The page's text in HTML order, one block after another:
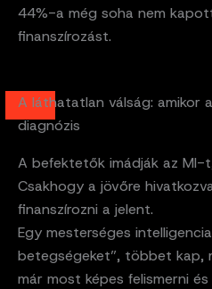
44%-a még soha nem
finanszírozást.
A láthatatlan válság: amikor
diagnózis
A befektetők imádják az MI-
Csakhogy a jövőre
finanszírozni a jelent.
Egy mesterséges
betegségeket”, többet kap,
már most képes felismerni és